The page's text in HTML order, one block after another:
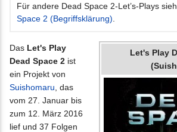
Für andere Dead Space 2-Let’s-Plays
Space 2 (Begriffsklärung)
Let's Play
Das Let's Play
Dead Space 2 ist
ein Projekt von
Suishomaru , das
vom 27. Januar bis
zum 12. März 2016
lief und 37 Folgen